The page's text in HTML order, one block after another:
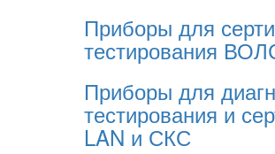
Приборы для
тестирования
Приборы для
тестирования и
LAN и СКС